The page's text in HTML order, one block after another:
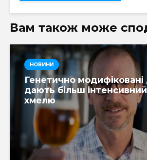
Вам також може
НОВИНИ
Генетично
дають більш
хмелю